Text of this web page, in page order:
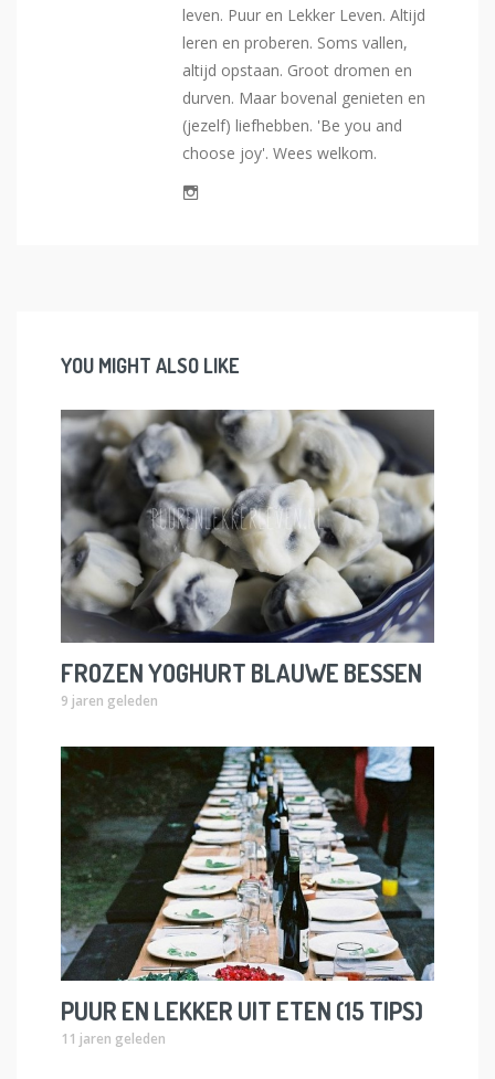
leven. Puur en Lekker Leven. Altijd
leren en proberen. Soms vallen,
altijd opstaan. Groot dromen en
durven. Maar bovenal genieten en
(jezelf) liefhebben. 'Be you and
choose joy'. Wees welkom.
YOU MIGHT ALSO LIKE
FROZEN YOGHURT BLAUWE BESSEN
9 jaren geleden
PUUR EN LEKKER UIT ETEN (15 TIPS)
11 jaren geleden